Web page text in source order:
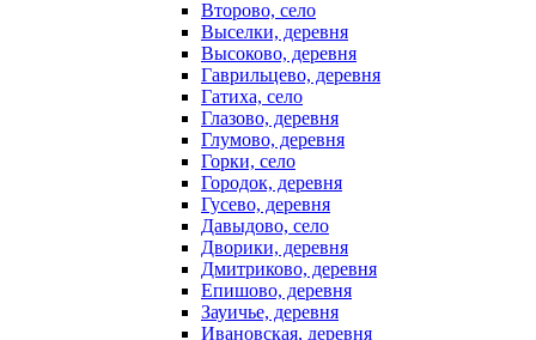
Второво, село
Выселки, деревня
Высоково, деревня
Гаврильцево, деревня
Гатиха, село
Глазово, деревня
Глумово, деревня
Горки, село
Городок, деревня
Гусево, деревня
Давыдово, село
Дворики, деревня
Дмитриково, деревня
Епишово, деревня
Зауичье, деревня
Ивановская, деревня